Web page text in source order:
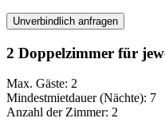
Unverbindlich anfragen
2 Doppelzimmer für
Max. Gäste: 2
Mindestmietdauer (Nächte): 7
Anzahl der Zimmer: 2